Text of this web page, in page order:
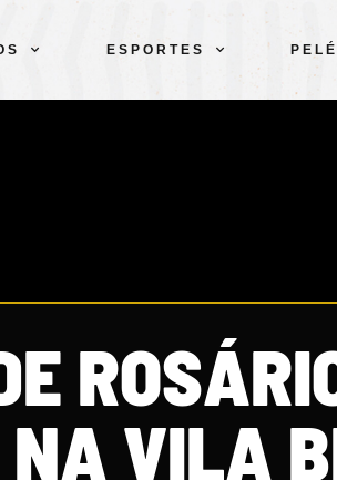
ESPORTES PELÉ
VILA